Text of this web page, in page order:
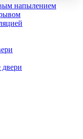
напылением
обрабатывались,
покиньте сайт.